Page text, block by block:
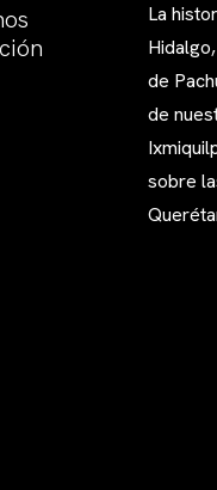
La
de
de
sobre